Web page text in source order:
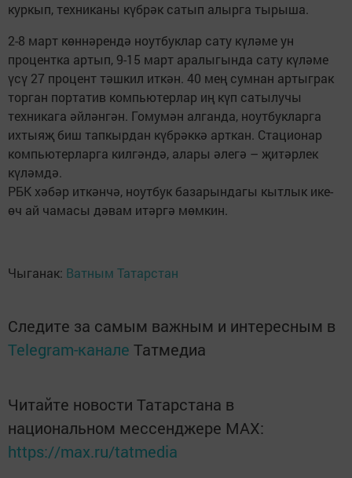
куркып, техниканы күбрәк сатып алырга тырыша.
2-8 март көннәрендә ноутбуклар сату күләме ун
процентка артып, 9-15 март аралыгында сату күләме
үсү 27 процент тәшкил иткән. 40 мең сумнан артыграк
торган портатив компьютерлар иң күп сатылучы
техникага әйләнгән. Гомумән алганда, ноутбукларга
ихтыяҗ биш тапкырдан күбрәккә арткан. Стационар
компьютерларга килгәндә, алары әлегә – җитәрлек
күләмдә.
РБК хәбәр иткәнчә, ноутбук базарындагы кытлык ике-
өч ай чамасы дәвам итәргә мөмкин.
Чыганак: Ватным Татарстан
Следите за самым важным и интересным в
Telegram-канале Татмедиа
Читайте новости Татарстана в
национальном мессенджере MАХ:
https://max.ru/tatmedia